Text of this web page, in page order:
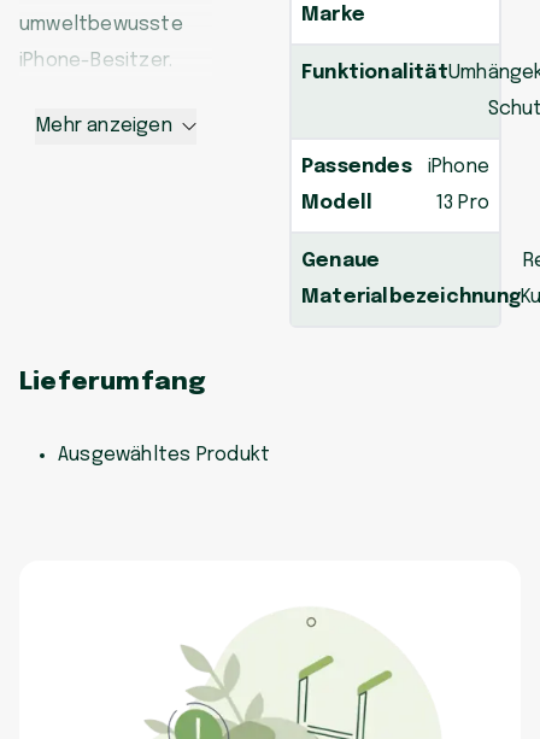
umweltbewusste
iPhone-Besitzer.
Mehr anzeigen
Marke
Funktionalität
Passendes
Modell
iPhone
13 Pro
Genaue
Materialbezeichnung
Lieferumfang
Ausgewähltes Produkt